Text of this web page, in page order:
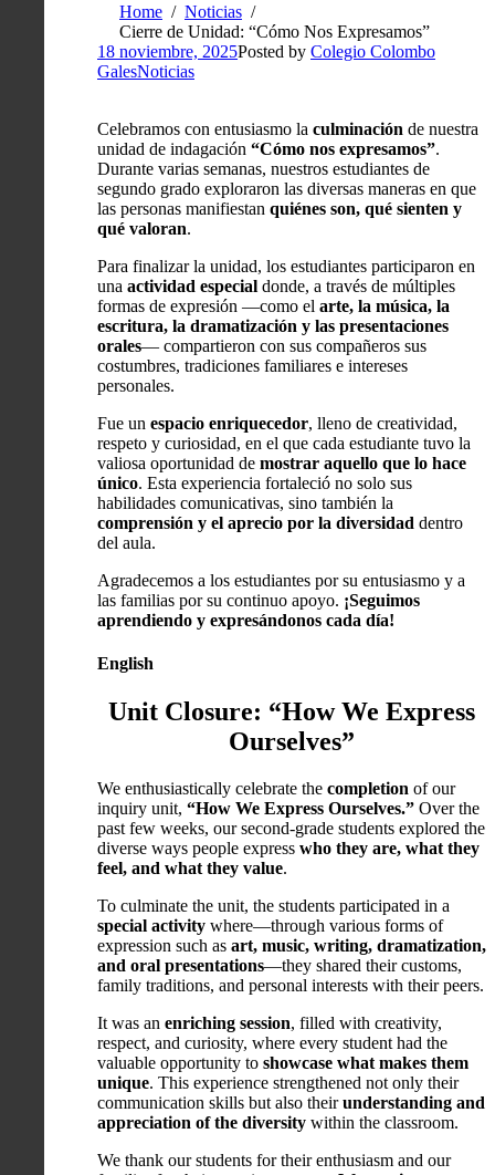
Home
Noticias
Cierre de Unidad: “Cómo Nos Expresamos”
18 noviembre, 2025Posted by Colegio Colombo
GalesNoticias
Celebramos con entusiasmo la culminación de nuestra
unidad de indagación “Cómo nos expresamos”.
Durante varias semanas, nuestros estudiantes de
segundo grado exploraron las diversas maneras en que
las personas manifiestan quiénes son, qué sienten y
qué valoran.
Para finalizar la unidad, los estudiantes participaron en
una actividad especial donde, a través de múltiples
formas de expresión —como el arte, la música, la
escritura, la dramatización y las presentaciones
orales— compartieron con sus compañeros sus
costumbres, tradiciones familiares e intereses
personales.
Fue un espacio enriquecedor, lleno de creatividad,
respeto y curiosidad, en el que cada estudiante tuvo la
valiosa oportunidad de mostrar aquello que lo hace
único. Esta experiencia fortaleció no solo sus
habilidades comunicativas, sino también la
comprensión y el aprecio por la diversidad dentro
del aula.
Agradecemos a los estudiantes por su entusiasmo y a
las familias por su continuo apoyo. ¡Seguimos
aprendiendo y expresándonos cada día!
English
Unit Closure: “How We Express
Ourselves”
We enthusiastically celebrate the completion of our
inquiry unit, “How We Express Ourselves.” Over the
past few weeks, our second-grade students explored the
diverse ways people express who they are, what they
feel, and what they value.
To culminate the unit, the students participated in a
special activity where—through various forms of
expression such as art, music, writing, dramatization,
and oral presentations—they shared their customs,
family traditions, and personal interests with their peers.
It was an enriching session, filled with creativity,
respect, and curiosity, where every student had the
valuable opportunity to showcase what makes them
unique. This experience strengthened not only their
communication skills but also theirunderstanding and
appreciation of the diversity within the classroom.
We thank our students for their enthusiasm and our